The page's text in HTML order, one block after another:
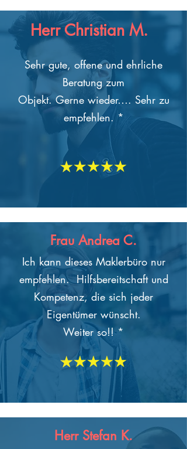
Herr Christian M.
Sehr gute, offene und ehrliche
Beratung zum
Objekt. Gerne wieder…. Sehr zu
empfehlen. *
Frau Andrea C.
Ich kann dieses Maklerbüro nur
empfehlen. Hilfsbereitschaft und
Kompetenz, die sich jeder
Eigentümer wünscht.
Weiter so!! *
Herr Stefan K.